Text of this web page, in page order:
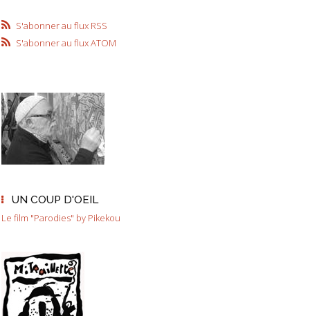
S'abonner au flux RSS
S'abonner au flux ATOM
UN COUP D'OEIL
Le film "Parodies" by Pikekou